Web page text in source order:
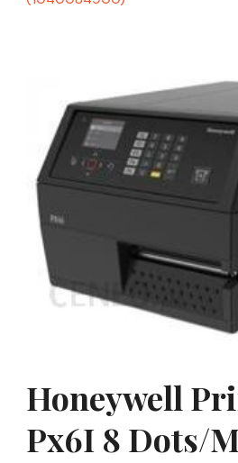
Honeywell
Px6I 8 Dots/